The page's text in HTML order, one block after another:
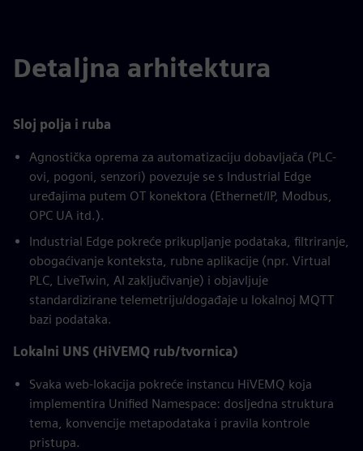
Detaljna arhitektura
Sloj polja i ruba
Agnostička oprema za automatizaciju dobavljača (PLC-
ovi, pogoni, senzori) povezuje se s Industrial Edge
uređajima putem OT konektora (Ethernet/IP, Modbus,
OPC UA itd.).
Industrial Edge pokreće prikupljanje podataka, filtriranje,
obogaćivanje konteksta, rubne aplikacije (npr. Virtual
PLC, LiveTwin, AI zaključivanje) i objavljuje
standardizirane telemetriju/događaje u lokalnoj MQTT
bazi podataka.
Lokalni UNS (HiVEMQ rub/tvornica)
Svaka web-lokacija pokreće instancu HiVEMQ koja
implementira Unified Namespace: dosljedna struktura
tema, konvencije metapodataka i pravila kontrole
pristupa.